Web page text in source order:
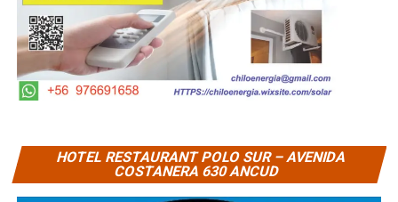
HOTEL RESTAURANT POLO SUR – AVENIDA
COSTANERA 630 ANCUD